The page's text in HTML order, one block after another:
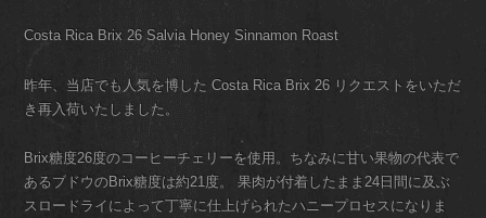
Costa Rica Brix 26 Salvia Honey Sinnamon Roast
昨年、当店でも人気を博した Costa Rica Brix 26 リクエストをいただ
き再入荷いたしました。
Brix糖度26度のコーヒーチェリーを使用。ちなみに甘い果物の代表で
あるブドウのBrix糖度は約21度。 果肉が付着したまま24日間に及ぶ
スロードライによって丁寧に仕上げられたハニープロセスになりま